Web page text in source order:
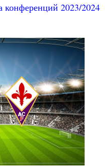
конференций 2023/2024